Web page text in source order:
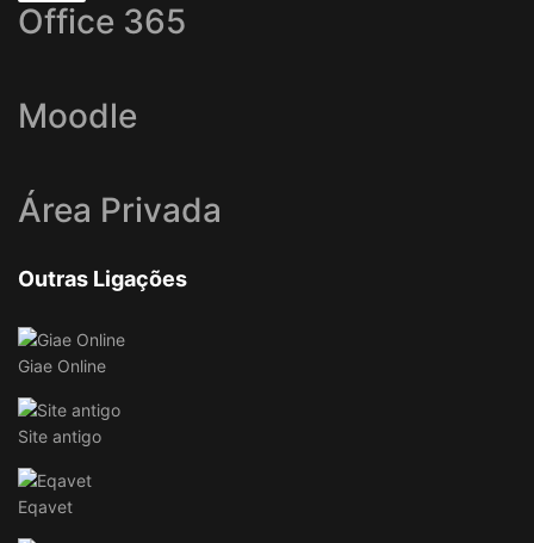
Office 365
Moodle
Área Privada
Outras Ligações
Giae Online
Site antigo
Eqavet